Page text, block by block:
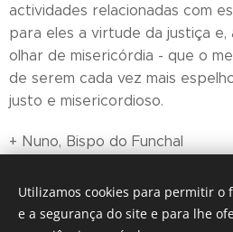
actividades relacionadas com
para eles a virtude da justiça e,
olhar de misericórdia - que o
de serem cada vez mais
justo e misericordioso.
+ Nuno, Bispo do Funchal
Utilizamos cookies para permitir o
e a segurança do site e para lhe